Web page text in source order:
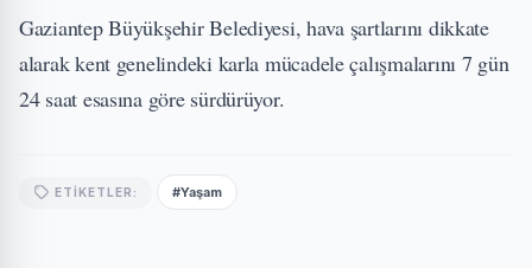
Gaziantep Büyükşehir Belediyesi, hava şartlarını dikkate
alarak kent genelindeki karla mücadele çalışmalarını 7 gün
24 saat esasına göre sürdürüyor.
ETIKETLER: #Yaşam